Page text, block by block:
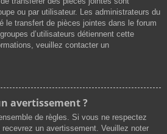
ou par utilisateur. Les administrateurs du
le transfert de pièces jointes dans le forum
d’utilisateurs détiennent cette
veuillez contacter un
avertissement ?
de règles. Si vous ne respectez
un avertissement. Veuillez noter